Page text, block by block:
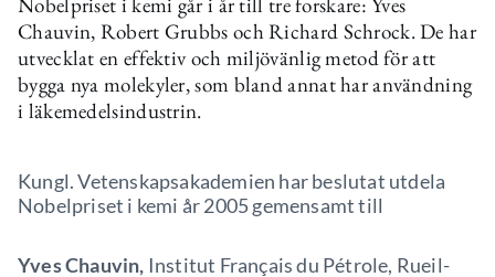
Chauvin, Robert Grubbs och Richard Schrock. De har
utvecklat en effektiv och miljövänlig metod för att
bygga nya molekyler, som bland annat har användning
i läkemedelsindustrin.
Kungl. Vetenskapsakademien har beslutat utdela
Nobelpriset i kemi år 2005 gemensamt till
Yves Chauvin, Institut Français du Pétrole, Rueil-